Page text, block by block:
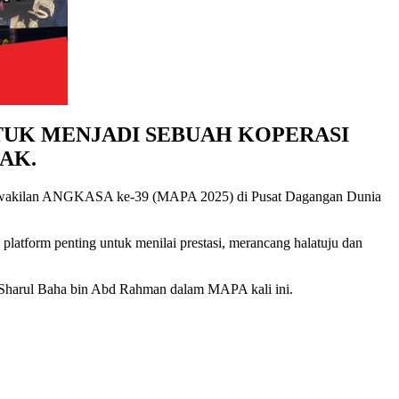
MENJADI SEBUAH KOPERASI
ANGKASA ke-39 (MAPA 2025) di Pusat Dagangan Dunia
penting untuk menilai prestasi, merancang halatuju dan
Baha bin Abd Rahman dalam MAPA kali ini.